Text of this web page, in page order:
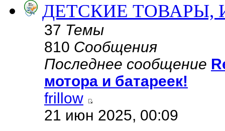
ДЕТСКИЕ ТОВАРЫ,
37 Темы
810 Сообщения
Последнее сообщение
мотора и батареек!
frillow
21 июн 2025, 00:09